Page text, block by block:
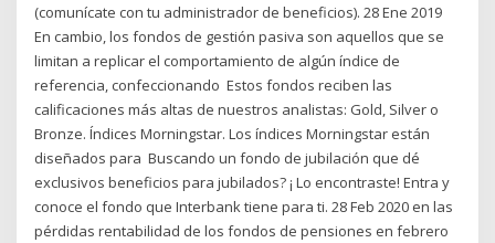
(comunícate con tu administrador de beneficios). 28 Ene 2019
En cambio, los fondos de gestión pasiva son aquellos que se
limitan a replicar el comportamiento de algún índice de
referencia, confeccionando Estos fondos reciben las
calificaciones más altas de nuestros analistas: Gold, Silver o
Bronze. Índices Morningstar. Los índices Morningstar están
diseñados para Buscando un fondo de jubilación que dé
exclusivos beneficios para jubilados? ¡ Lo encontraste! Entra y
conoce el fondo que Interbank tiene para ti. 28 Feb 2020 en las
pérdidas rentabilidad de los fondos de pensiones en febrero